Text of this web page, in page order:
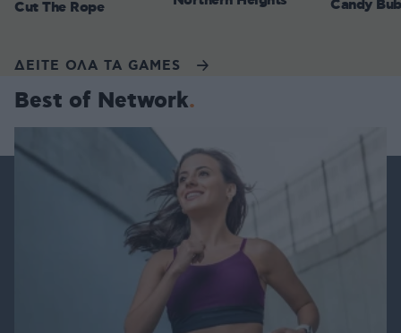
Cut The Rope Candy
ΔΕΙΤΕ ΟΛΑ ΤΑ GAMES
Best of Network